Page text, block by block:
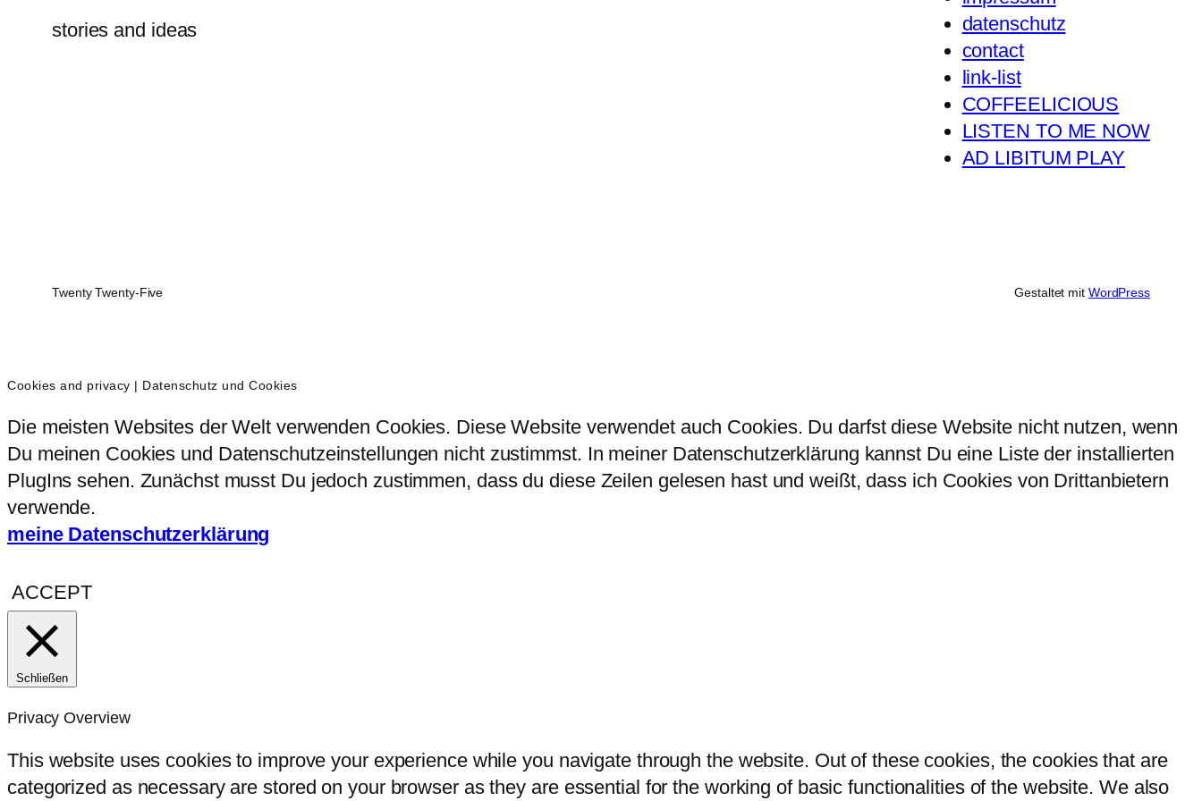
stories and ideas
datenschutz
contact
link-list
COFFEELICIOUS
LISTEN TO ME NOW
AD LIBITUM PLAY
Twenty Twenty-Five Gestaltet mit WordPress
Cookies and privacy | Datenschutz und Cookies
Die meisten Websites der Welt verwenden Cookies. Diese Website verwendet auch Cookies. Du darfst diese Website nicht nutzen, wenn
Du meinen Cookies und Datenschutzeinstellungen nicht zustimmst. In meiner Datenschutzerklärung kannst Du eine Liste der installierten
PlugIns sehen. Zunächst musst Du jedoch zustimmen, dass du diese Zeilen gelesen hast und weißt, dass ich Cookies von Drittanbietern
verwende.
meine Datenschutzerklärung
ACCEPT
Schließen
Privacy Overview
This website uses cookies to improve your experience while you navigate through the website. Out of these cookies, the cookies that are
categorized as necessary are stored on your browser as they are essential for the working of basic functionalities of the website. We also